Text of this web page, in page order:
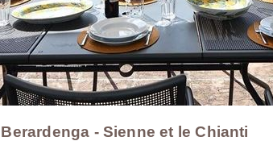
- Sienne et le Chianti